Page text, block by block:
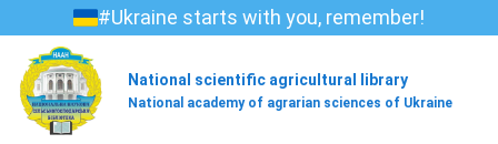
#Ukraine starts with you, remember!
National scientific agricultural library
National academy of agrarian sciences of Ukraine